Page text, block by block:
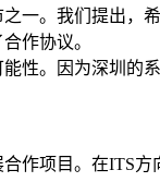
一。我们提出，
作协议。
性。因为深圳的
作项目。在ITS